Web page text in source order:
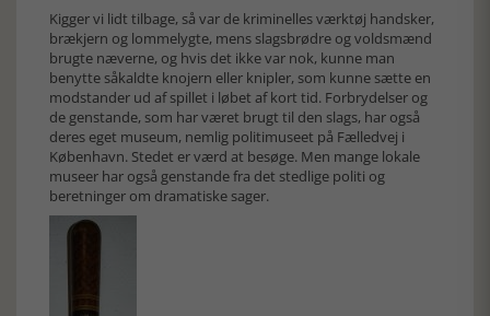
Kigger vi lidt tilbage, så var de kriminelles værktøj handsker,
brækjern og lommelygte, mens slagsbrødre og voldsmænd
brugte næverne, og hvis det ikke var nok, kunne man
benytte såkaldte knojern eller knipler, som kunne sætte en
modstander ud af spillet i løbet af kort tid. Forbrydelser og
de genstande, som har været brugt til den slags, har også
deres eget museum, nemlig politimuseet på Fælledvej i
København. Stedet er værd at besøge. Men mange lokale
museer har også genstande fra det stedlige politi og
beretninger om dramatiske sager.